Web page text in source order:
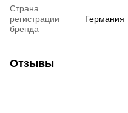
Страна
регистрации
бренда
Германия
Отзывы